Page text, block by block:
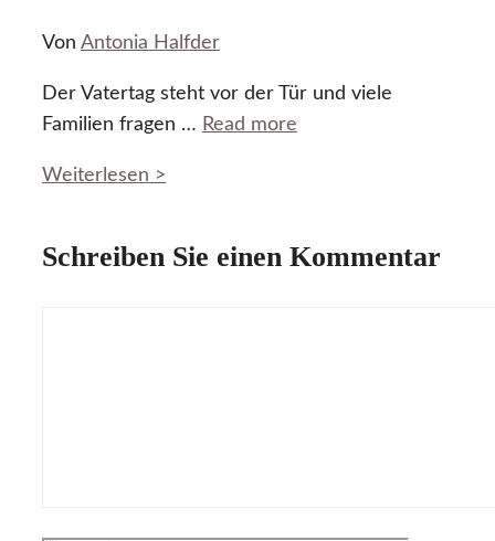
Von Antonia Halfder
Der Vatertag steht vor der Tür und viele
Familien fragen … Read more
Weiterlesen >
Schreiben Sie einen Kommentar